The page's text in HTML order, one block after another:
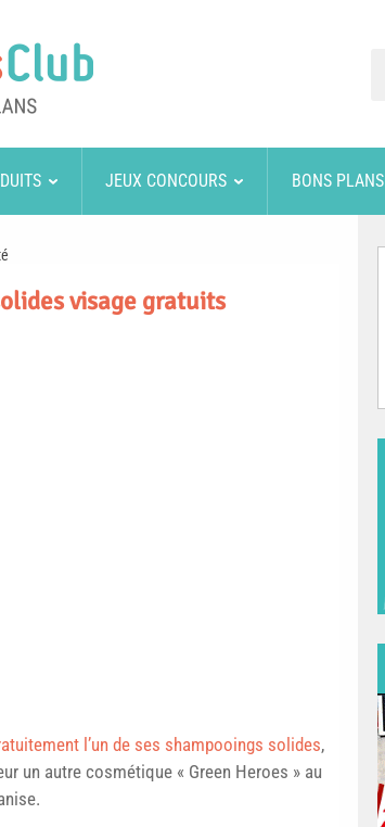
JEUX CONCOURS BONS PLANS
visage gratuits
l’un de ses shampooings solides,
un autre cosmétique « Green Heroes » au